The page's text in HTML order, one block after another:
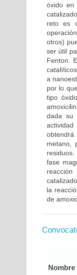
óxido en
reto es
otros)
ser útil
Fenton.
a
por lo
tipo
dada su
metano,
fase
la
de
Nombre